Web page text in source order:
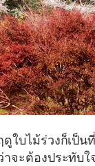
ใบไม้ร่วงก็เป็นที่
าจะต้องประทับใ